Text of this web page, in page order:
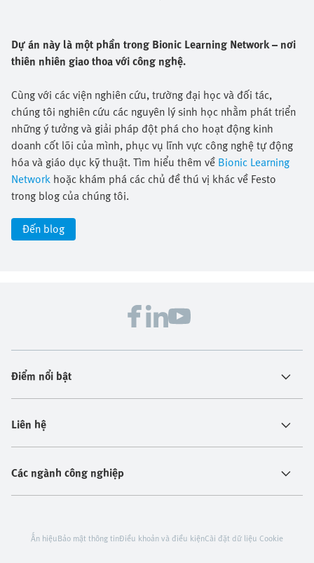
Dự án này là một phần trong Bionic Learning Network – nơi
thiên nhiên giao thoa với công nghệ.
Cùng với các viện nghiên cứu, trường đại học và đối tác,
chúng tôi nghiên cứu các nguyên lý sinh học nhằm phát triển
những ý tưởng và giải pháp đột phá cho hoạt động kinh
doanh cốt lõi của mình, phục vụ lĩnh vực công nghệ tự động
hóa và giáo dục kỹ thuật. Tìm hiểu thêm về Bionic Learning
Network hoặc khám phá các chủ đề thú vị khác về Festo
trong blog của chúng tôi.
Đến blog
Điểm nổi bật
Liên hệ
Các ngành công nghiệp
Ấn hiệuBảo mật thông tinĐiều khoản và điều kiệnCài đặt dữ liệu Cookie